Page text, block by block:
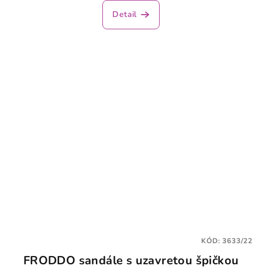
Detail
FRODDO sandále s uzavretou špičkou
KÓD:3633/22